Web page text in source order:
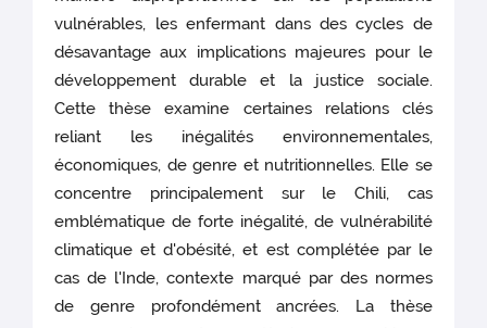
vulnérables, les enfermant dans des cycles de
désavantage aux implications majeures pour le
développement durable et la justice sociale.
Cette thèse examine certaines relations clés
reliant les inégalités environnementales,
économiques, de genre et nutritionnelles. Elle se
concentre principalement sur le Chili, cas
emblématique de forte inégalité, de vulnérabilité
climatique et d'obésité, et est complétée par le
cas de l'Inde, contexte marqué par des normes
de genre profondément ancrées. La thèse